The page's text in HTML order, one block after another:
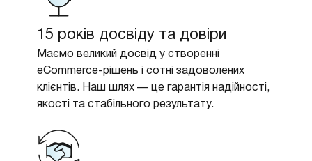
15 років досвіду та довіри
Маємо великий досвід у створенні
eCommerce-рішень і сотні задоволених
клієнтів. Наш шлях — це гарантія надійності,
якості та стабільного результату.